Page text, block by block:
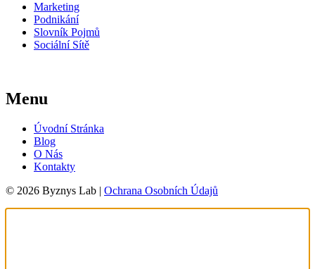
Marketing
Podnikání
Slovník Pojmů
Sociální Sítě
Menu
Úvodní Stránka
Blog
O Nás
Kontakty
© 2026 Byznys Lab | Ochrana Osobních Údajů